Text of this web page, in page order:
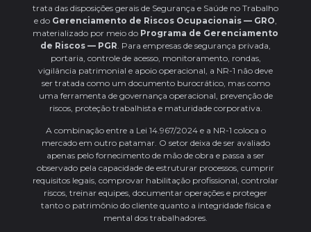
trata das disposições gerais de Segurança e Saúde no Trabalho
e do Gerenciamento de Riscos Ocupacionais — GRO
materializado por meio do Programa de Gerenciamento
de Riscos — PGR . Para empresas de segurança privada,
portaria, controle de acesso, monitoramento, rondas,
vigilância patrimonial e apoio operacional, a NR-1 não deve
ser tratada como um documento burocrático, mas como
uma ferramenta de governança operacional, prevenção de
riscos, proteção trabalhista e maturidade corporativa.
A combinação entre a Lei 14.967/2024 e a NR-1 coloca o
mercado em outro patamar. O setor deixa de ser avaliado
apenas pelo fornecimento de mão de obra e passa a ser
observado pela capacidade de estruturar processos, cumprir
requisitos legais, comprovar habilitação profissional, controlar
riscos, treinar equipes, documentar operações e proteger
tanto o patrimônio do cliente quanto a integridade física e
mental dos trabalhadores.